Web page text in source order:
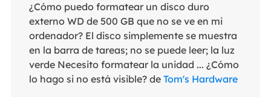
¿Cómo puedo formatear un disco duro
externo WD de 500 GB que no se ve en mi
ordenador? El disco simplemente se muestra
en la barra de tareas; no se puede leer; la luz
verde Necesito formatear la unidad ... ¿Cómo
lo hago si no está visible? de Tom's Hardware